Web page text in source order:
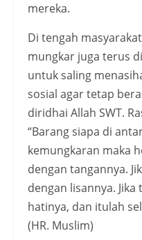
mereka.
Di tengah
mungkar juga terus
untuk saling
sosial agar tetap
diridhai Allah SWT.
“Barang siapa di
kemungkaran maka
dengan tangannya.
dengan lisannya.
hatinya, dan itulah
(HR. Muslim)